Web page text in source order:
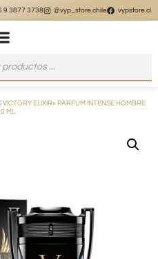
vypstore.cl
ELIXIR» PARFUM INTENSE HOMBRE
ML